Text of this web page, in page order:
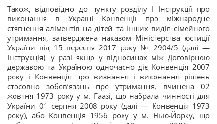
Також, відповідно до пункту розділу І Інструкції про
виконання в Україні Конвенції про міжнародне
стягнення аліментів на дітей та інших видів сімейного
утримання, затверджена наказом Міністерства юстиції
України від 15 вересня 2017 року № 2904/5 (далі —
Інструкція), у разі якщо у відносинах між Договірною
державою та Україною одночасно діє Конвенція 2007
року і Конвенція про визнання і виконання рішень
стосовно зобов’язань про утримання, вчинена 02
жовтня 1973 року у м. Гаазі, що набрала чинності для
України 01 серпня 2008 року (далі — Конвенція 1973
року), або Конвенція 1956 року у м. Нью-Йорку, що